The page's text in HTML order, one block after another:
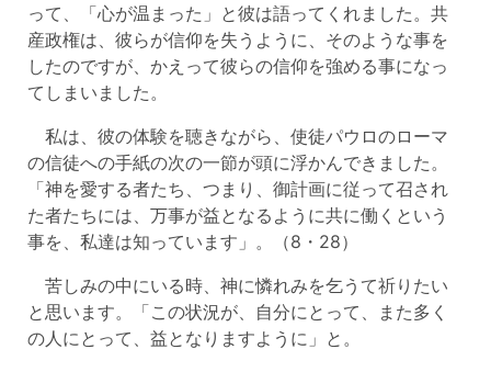
って、「心が温まった」と彼は語ってくれました。共
産政権は、彼らが信仰を失うように、そのような事を
したのですが、かえって彼らの信仰を強める事になっ
てしまいました。
私は、彼の体験を聴きながら、使徒パウロのローマ
の信徒への手紙の次の一節が頭に浮かんできました。
「神を愛する者たち、つまり、御計画に従って召され
た者たちには、万事が益となるように共に働くという
事を、私達は知っています」。（8・28）
苦しみの中にいる時、神に憐れみを乞うて祈りたい
と思います。「この状況が、自分にとって、また多く
の人にとって、益となりますように」と。